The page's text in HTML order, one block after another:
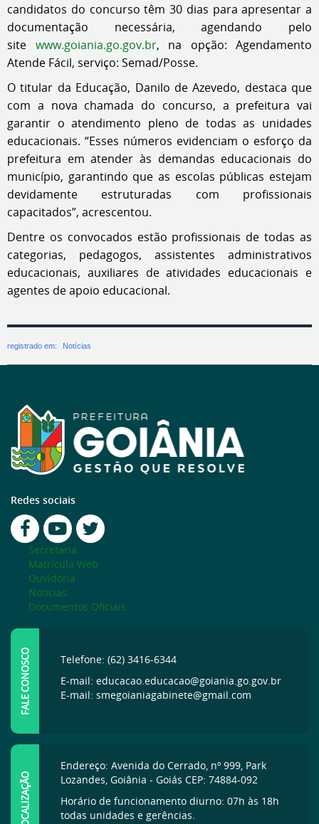
candidatos do concurso têm 30 dias para apresentar a
documentação necessária, agendando pelo
site www.goiania.go.gov.br, na opção: Agendamento
Atende Fácil, serviço: Semad/Posse.
O titular da Educação, Danilo de Azevedo, destaca que
com a nova chamada do concurso, a prefeitura vai
garantir o atendimento pleno de todas as unidades
educacionais. “Esses números evidenciam o esforço da
prefeitura em atender às demandas educacionais do
município, garantindo que as escolas públicas estejam
devidamente estruturadas com profissionais
capacitados”, acrescentou.
Dentre os convocados estão profissionais de todas as
categorias, pedagogos, assistentes administrativos
educacionais, auxiliares de atividades educacionais e
agentes de apoio educacional.
registrado em: Notícias
Redes sociais
Secretaria
Matrícula Web
Ouvidoria
Notícias
Documentos Oficiais
FALE CONOSCO
Telefone: (62) 3416-6344
E-mail: educacao.educacao@goiania.go.gov.br
E-mail: smegoianiagabinete@gmail.com
LOCALIZAÇÃO
Endereço: Avenida do Cerrado, nº 999, Park
Lozandes, Goiânia - Goiás CEP: 74884-092
Horário de funcionamento diurno: 07h às 18h
todas unidades e gerências.